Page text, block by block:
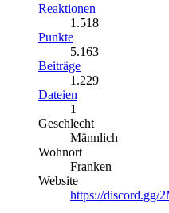
Reaktionen
1.518
Punkte
5.163
Beiträge
1.229
Dateien
1
Geschlecht
Männlich
Wohnort
Franken
Website
https://discord.gg/